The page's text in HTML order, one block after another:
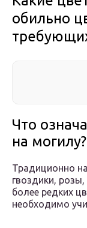
обильно
Что
на могилу?
Традиционно
гвоздики,
более редких
необходимо